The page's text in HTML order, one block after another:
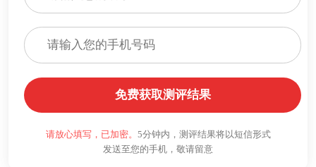
免费获取测评结果
请放心填写，已加密。 5分钟内，测评结果将以短信形式
发送至您的手机，敬请留意